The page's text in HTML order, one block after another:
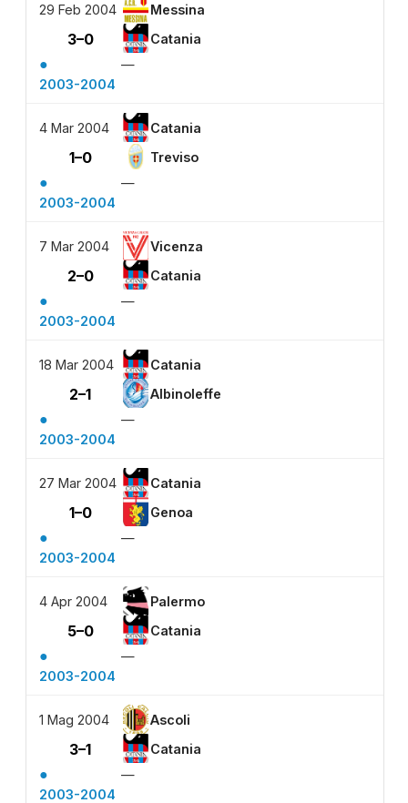
29 Feb 2004 Messina
3–0 Catania
●
—
2003-2004
4 Mar 2004 Catania
1–0 Treviso
●
—
2003-2004
7 Mar 2004 Vicenza
2–0 Catania
●
—
2003-2004
18 Mar 2004 Catania
2–1 Albinoleffe
●
—
2003-2004
27 Mar 2004 Catania
1–0 Genoa
●
—
2003-2004
4 Apr 2004 Palermo
5–0 Catania
●
—
2003-2004
1 Mag 2004 Ascoli
3–1 Catania
●
—
2003-2004